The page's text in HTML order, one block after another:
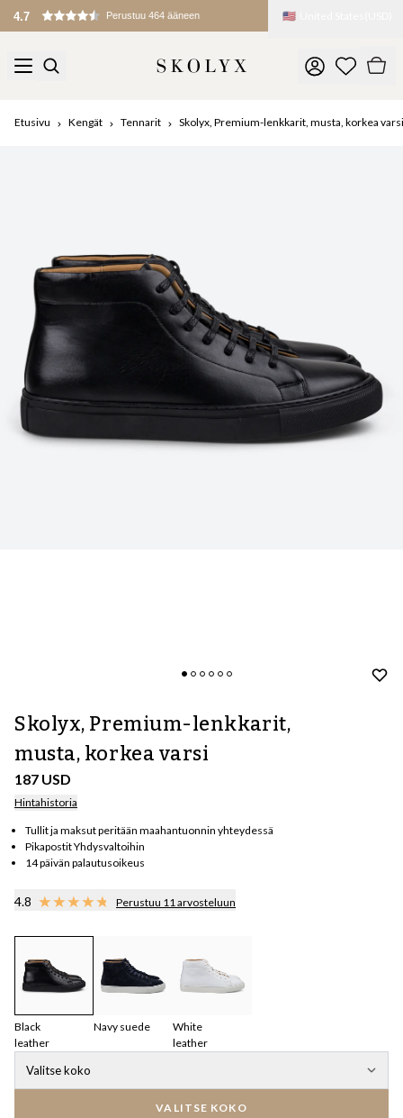
4.7 Perustuu 464 ääneen 🇺🇸
Etusivu Kengät Tennarit Skolyx, Premium-lenkkarit, musta, korkea varsi
Skolyx, Premium-lenkkarit,
musta, korkea varsi
187 USD
Hintahistoria
Tullit ja maksut peritään maahantuonnin yhteydessä
Pikapostit Yhdysvaltoihin
14 päivän palautusoikeus
4.8 Perustuu 11 arvosteluun
Black
leather
Navy suede
White
leather
Valitse koko
VALITSE KOKO